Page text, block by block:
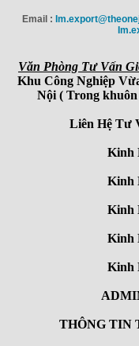
Email :
Văn Phòng Tư Vấn
Khu Công Nghiệp
Nội ( Trong
Liên Hệ Tư
Kinh
Kinh
Kinh
Kinh
Kinh
THÔNG TIN